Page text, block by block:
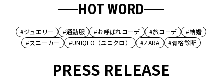
HOT WORD
#ジュエリー #通勤服 #お呼ばれコーデ #旅コーデ
#結婚
#スニーカー
#UNIQLO（ユニクロ） #ZARA #骨格診断
PRESS RELEASE